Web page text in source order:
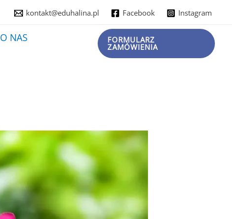
kontakt@eduhalina.pl Facebook Instagram
O NAS
FORMULARZ
ZAMÓWIENIA